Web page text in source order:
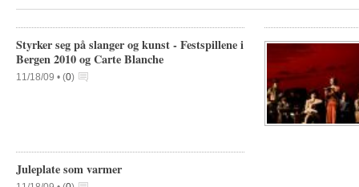
Styrker seg på slanger og kunst - Festspillene i
Bergen 2010 og Carte Blanche
11/18/09 • (0)
Juleplate som varmer